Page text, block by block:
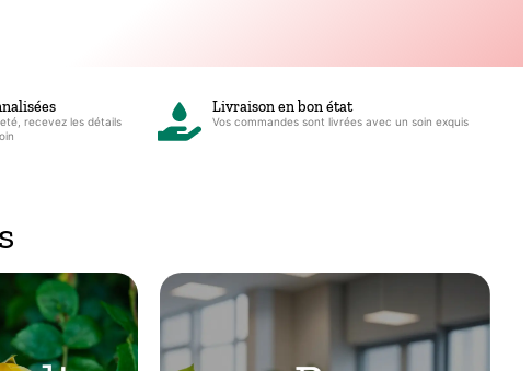
recevez les détails
Livraison en bon état
Vos commandes sont livrées avec un soin exquis